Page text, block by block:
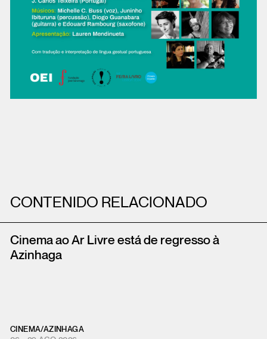
CONTENIDO RELACIONADO
Cinema ao Ar Livre está de regresso à
Azinhaga
CINEMA/AZINHAGA